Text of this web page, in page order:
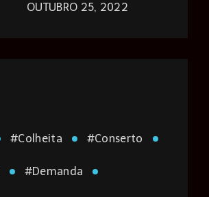
OUTUBRO 25, 2022
Colheita
# Conserto
#
Demanda
#